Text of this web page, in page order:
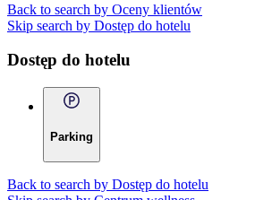
Back to search by Oceny klientów
Skip search by Dostęp do hotelu
Dostęp do hotelu
Parking
Back to search by Dostęp do hotelu